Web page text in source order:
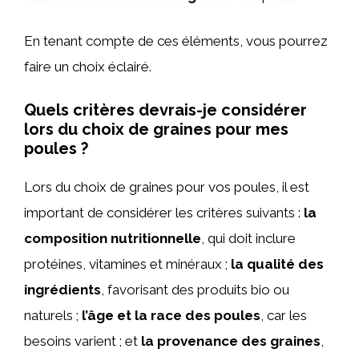
En tenant compte de ces éléments, vous pourrez
faire un choix éclairé.
Quels critères devrais-je considérer
lors du choix de graines pour mes
poules ?
Lors du choix de graines pour vos poules, il est
important de considérer les critères suivants : la
composition nutritionnelle , qui doit inclure
protéines, vitamines et minéraux ; la qualité des
ingrédients , favorisant des produits bio ou
naturels ; l’âge et la race des poules , car les
besoins varient ; et la provenance des graines